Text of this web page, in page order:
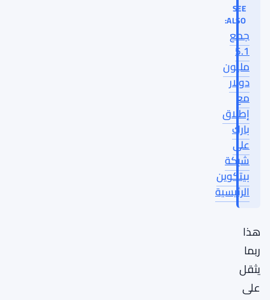
SEE
ALSO:
جمع
5.1
مليون
دولار
مع
إطلاق
بارك
على
شبكة
بيتكوين
الرئيسية
هذا
ربما
يثقل
على